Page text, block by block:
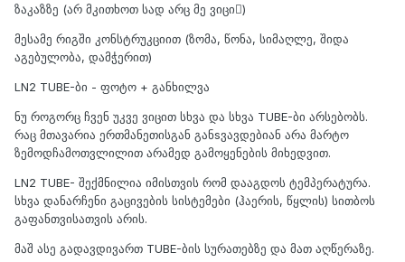
ზაკაზზე (არ მკითხოთ სად არც მე ვიცი)
მესამე რიგში კონსტრუკციით (ზომა, წონა, სიმაღლე, შიდა
აგებულობა, დამჭერით)
LN2 TUBE-ბი - ფოტო + განხილვა
ნუ როგორც ჩვენ უკვე ვიცით სხვა და სხვა TUBE-ბი არსებობს.
რაც მთავარია ერთმანეთისგან განsვავდებიან არა მარტო
ზემოდჩამოთვლილით არამედ გამოყენების მიხედვით.
LN2 TUBE- შექმნილია იმისთვის რომ დააგდოს ტემპერატურა.
სხვა დანარჩენი გაცივების სისტემები (ჰაერის, წყლის) სითბოს
გაფანთვისათვის არის.
მაშ ასე გადავდივართ TUBE-ბის სურათებზე და მათ აღწერაზე.